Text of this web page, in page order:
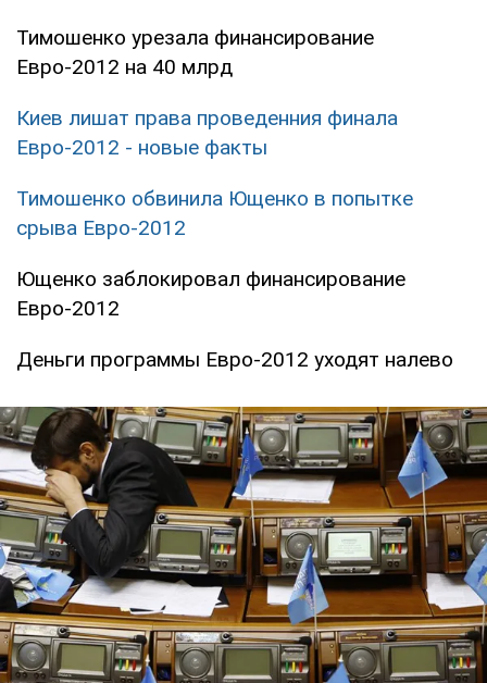
Тимошенко урезала финансирование
Евро-2012 на 40 млрд
Киев лишат права проведенния финала
Евро-2012 - новые факты
Тимошенко обвинила Ющенко в попытке
срыва Евро-2012
Ющенко заблокировал финансирование
Евро-2012
Деньги программы Евро-2012 уходят налево